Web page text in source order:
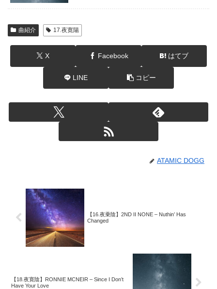
曲紹介 17.夜寛陽
X Facebook はてブ
LINE コピー
ATAMIC DOGG
【16.夜乗陰】2ND II NONE – Nuthin’ Has
Changed
【18.夜寛陰】RONNIE MCNEIR – Since I Don’t
Have Your Love